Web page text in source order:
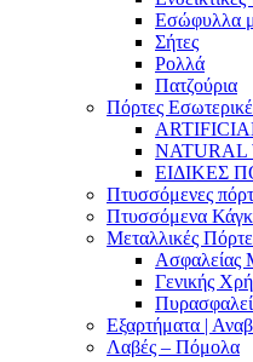
Εσώφυλλα
Σήτες
Ρολλά
Πατζούρια
Πόρτες
NATURAL
ΕΙΔΙΚΕΣ
Πτυσσόμενες
Πτυσσόμενα
Μεταλλικές
Ασφαλείας
Γενικής
Εξαρτήματα |
Λαβές – Πόμολα